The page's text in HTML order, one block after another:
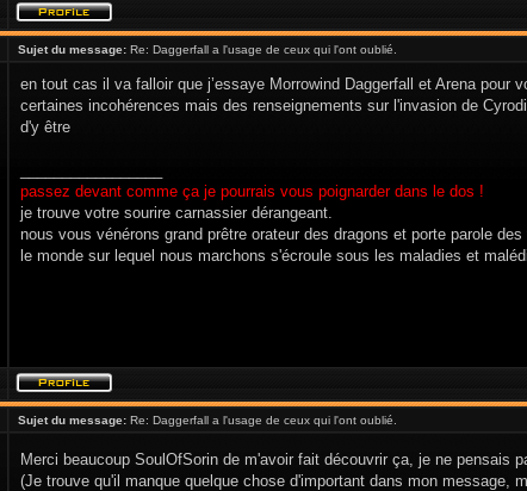
Sujet du message: Re: Daggerfall a l'usage de ceux qui l'ont oublié.
en tout cas il va falloir que j’essaye Morrowind Daggerfall et Arena
certaines incohérences mais des renseignements sur l'invasion de
d'y être
passez devant comme ça je pourrais vous poignarder dans le dos !
je trouve votre sourire carnassier dérangeant.
nous vous vénérons grand prêtre orateur des dragons et porte parole
le monde sur lequel nous marchons s'écroule sous les maladies et
Sujet du message: Re: Daggerfall a l'usage de ceux qui l'ont oublié.
Merci beaucoup SoulOfSorin de m'avoir fait découvrir ça, je ne pensais
(Je trouve qu'il manque quelque chose d'important dans mon message,